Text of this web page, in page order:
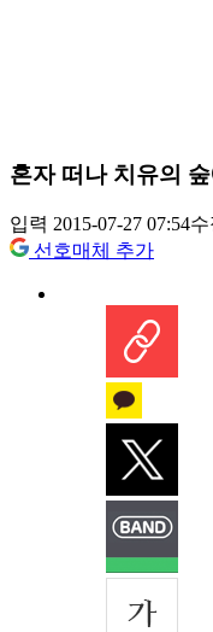
혼자 떠나 치유의
입력 2015-07-27 07:54수
선호매체 추가